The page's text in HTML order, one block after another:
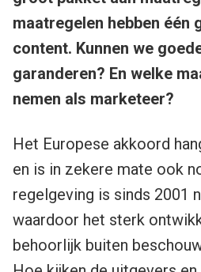
maatregelen hebben één
content. Kunnen we
garanderen? En welke
nemen als marketeer?
Het Europese akkoord
en is in zekere mate ook
regelgeving is sinds 2001
waardoor het sterk
behoorlijk buiten